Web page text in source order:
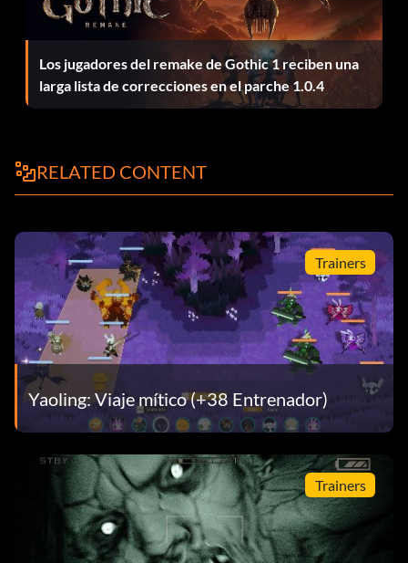
La muerte llegó arrasando
Objetivo: Mata a un enemigo con un Tajo de Salpicadura.
Recompensa: 5 puntos
Objetivo: Conseguir 100 muertes con Splatter Slash.
Debe matar
Recompensa: 5 puntos
Objetivo: Mata a un enemigo con Splatter Smash.
Recompensa: 5 puntos
Objetivo: Consigue 100 muertes con Splatter Smash.
Los jugadores del remake de Gothic 1 reciben una
larga lista de correcciones en el parche 1.0.4
RELATED CONTENT
Trainers
Yaoling: Viaje mítico (+38 Entrenador)
Trainers